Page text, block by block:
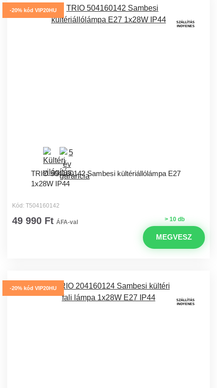
-20% kód VIP20HU
SZÁLLÍTÁS
INGYENES
TRIO 504160142 Sambesi kültériállólámpa E27
1x28W IP44
Kód: T504160142
> 10 db
49 990 Ft ÁFA-val
MEGVESZ
-20% kód VIP20HU
SZÁLLÍTÁS
INGYENES